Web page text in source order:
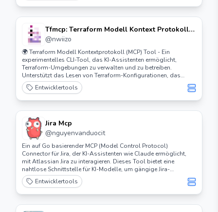
Tfmcp: Terraform Modell Kontext Protokoll
Werkzeug
@nwiizo
🌍 Terraform Modell Kontextprotokoll (MCP) Tool - Ein
experimentelles CLI-Tool, das KI-Assistenten ermöglicht,
Terraform-Umgebungen zu verwalten und zu betreiben.
Unterstützt das Lesen von Terraform-Konfigurationen, das
Analysieren von Plänen, das Anwenden von Konfigurationen
und das Verwalten von Zuständen mit Claude Desktop-
Integration. ⚡️
Entwicklertools
Jira Mcp
@nguyenvanduocit
Ein auf Go basierender MCP (Model Control Protocol)
Connector für Jira, der KI-Assistenten wie Claude ermöglicht,
mit Atlassian Jira zu interagieren. Dieses Tool bietet eine
nahtlose Schnittstelle für KI-Modelle, um gängige Jira-
Operationen wie das Management von Issues, die
Sprintplanung und Workflow-Übergänge durchzuführen.
Entwicklertools